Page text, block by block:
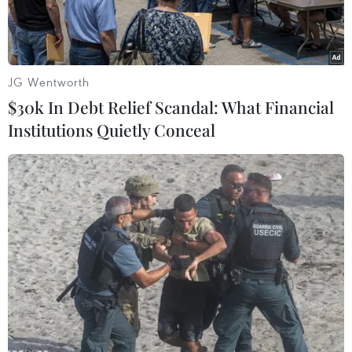
Đoàn tàu 5 sao của Tổng công ty Đường sắt Việt Nam đưa vào
khai thác đã nhận được nhiều khen ngợi của hành khách đi tàu.
(Ảnh: Minh Sơn/Vietnam+)
Công ty cổ phần Vận tải đường sắt Hà Nội vừa
cho biết, từ ngày 19/8, đơn vị sẽ áp dụng nhiều
chương trình giảm giá vé thu hút hành khách
sau cao điểm Hè. Thời gian áp dụng từ ngày
19/8 đến hết ngày 28/8 và từ ngày 3/9 đến hết
JG Wentworth
$30k In Debt Relief Scandal: What Financial
Institutions Quietly Conceal